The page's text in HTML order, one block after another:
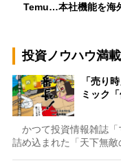
Temu…本社機能を海
投資ノウハウ満
「売り
ミック
かつて投資情報雑誌「
詰め込まれた「天下無